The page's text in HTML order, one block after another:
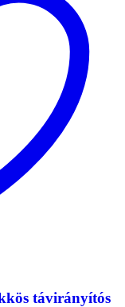
távirányítós